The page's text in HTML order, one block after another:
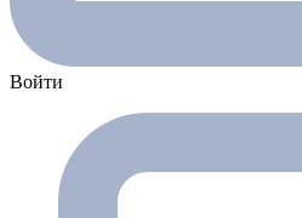
Войти